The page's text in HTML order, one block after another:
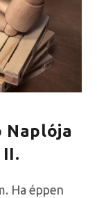
Naplója
II.
Ha éppen